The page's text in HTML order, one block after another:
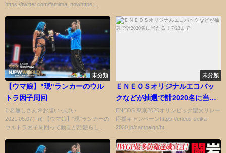
https://twitter.com/famima_nowhttps:...
未分類
【ウマ娘】"現"ランカーのウル
トラ因子周回
1:名無しさん＠お腹いっぱい
2021.05.07(Fri) 【ウマ娘】"現"ランカーの
ウルトラ因子周回って動画が話題らし...
未分類
ＥＮＥＯＳオリジナルエコバッ
クなどが抽選で計2020名に当た
る！7/23まで
ENEOS 東京2020オリンピック聖火リレー
応援キャンペーンhttps://eneos-seika-
2020.jp/campaign/ht...